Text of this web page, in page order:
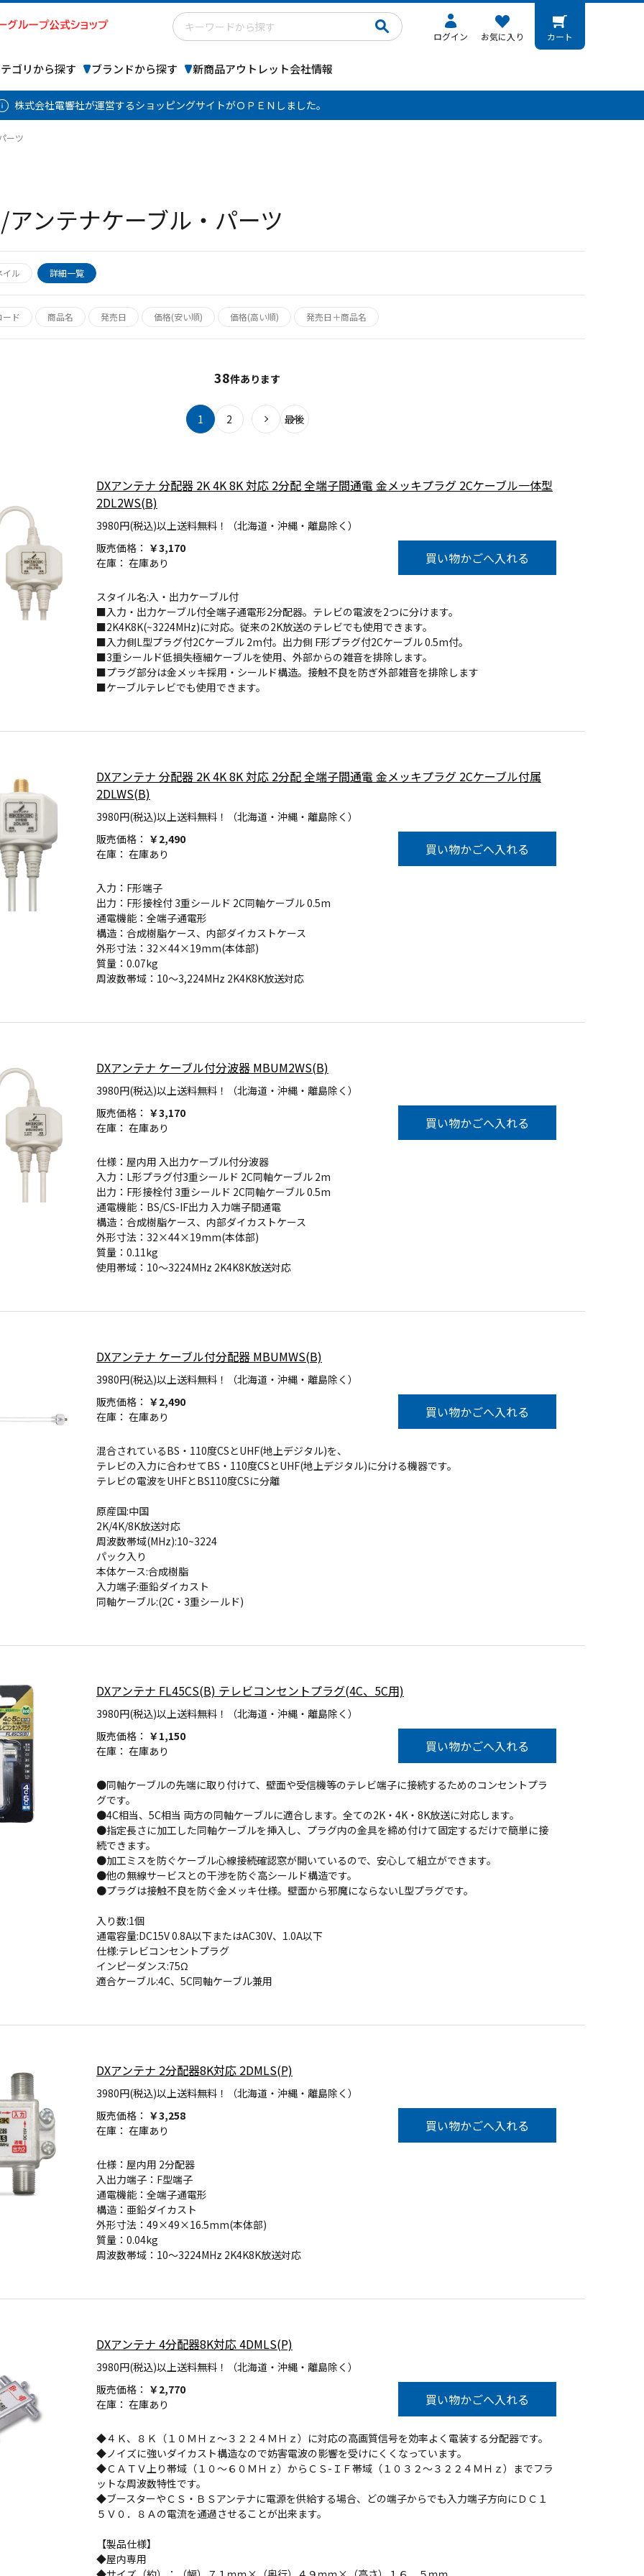
ログイン お気に入り カート
ゴリから探す ブランドから探す 新商品アウトレット会社情報
株式会社電響社が運営するショッピングサイトがＯＰＥＮしました。
ーツ
ンテナケーブル・パーツ
イル 詳細一覧
ード 商品名 発売日 価格(安い順) 価格(高い順) 発売日＋商品名
38件あります
1 2 最後
DXアンテナ 分配器 2K 4K 8K 対応 2分配 全端子間通電 金メッキプラグ 2Cケーブル一体型
2DL2WS(B)
3980円(税込)以上送料無料！（北海道・沖縄・離島除く）
販売価格： ￥3,170
在庫： 在庫あり 買い物かごへ入れる
スタイル名:入・出力ケーブル付
■入力・出力ケーブル付全端子通電形2分配器。テレビの電波を2つに分けます。
■2K4K8K(~3224MHz)に対応。従来の2K放送のテレビでも使用できます。
■入力側L型プラグ付2Cケーブル 2m付。出力側 F形プラグ付2Cケーブル 0.5m付。
■3重シールド低損失極細ケーブルを使用、外部からの雑音を排除します。
■プラグ部分は金メッキ採用・シールド構造。接触不良を防ぎ外部雑音を排除します
■ケーブルテレビでも使用できます。
DXアンテナ 分配器 2K 4K 8K 対応 2分配 全端子間通電 金メッキプラグ 2Cケーブル付属
2DLWS(B)
3980円(税込)以上送料無料！（北海道・沖縄・離島除く）
販売価格： ￥2,490
在庫： 在庫あり 買い物かごへ入れる
入力：F形端子
出力：F形接栓付 3重シールド 2C同軸ケーブル 0.5m
通電機能：全端子通電形
構造：合成樹脂ケース、内部ダイカストケース
外形寸法：32×44×19mm(本体部)
質量：0.07kg
周波数帯域：10～3,224MHz 2K4K8K放送対応
DXアンテナ ケーブル付分波器 MBUM2WS(B)
3980円(税込)以上送料無料！（北海道・沖縄・離島除く）
販売価格： ￥3,170
在庫： 在庫あり 買い物かごへ入れる
仕様：屋内用 入出力ケーブル付分波器
入力：L形プラグ付3重シールド 2C同軸ケーブル 2m
出力：F形接栓付 3重シールド 2C同軸ケーブル 0.5m
通電機能：BS/CS-IF出力 入力端子間通電
構造：合成樹脂ケース、内部ダイカストケース
外形寸法：32×44×19mm(本体部)
質量：0.11kg
使用帯域：10～3224MHz 2K4K8K放送対応
DXアンテナ ケーブル付分配器 MBUMWS(B)
3980円(税込)以上送料無料！（北海道・沖縄・離島除く）
販売価格： ￥2,490
在庫： 在庫あり 買い物かごへ入れる
混合されているBS・110度CSとUHF(地上デジタル)を、
テレビの入力に合わせてBS・110度CSとUHF(地上デジタル)に分ける機器です。
テレビの電波をUHFとBS110度CSに分離
原産国:中国
2K/4K/8K放送対応
周波数帯域(MHz):10~3224
パック入り
本体ケース:合成樹脂
入力端子:亜鉛ダイカスト
同軸ケーブル:(2C・3重シールド)
DXアンテナ FL45CS(B) テレビコンセントプラグ(4C、5C用)
3980円(税込)以上送料無料！（北海道・沖縄・離島除く）
販売価格： ￥1,150
在庫： 在庫あり 買い物かごへ入れる
●同軸ケーブルの先端に取り付けて、壁面や受信機等のテレビ端子に接続するためのコンセントプラ
グです。
●4C相当、5C相当 両方の同軸ケーブルに適合します。全ての2K・4K・8K放送に対応します。
●指定長さに加工した同軸ケーブルを挿入し、プラグ内の金具を締め付けて固定するだけで簡単に接
続できます。
●加工ミスを防ぐケーブル心線接続確認窓が開いているので、安心して組立ができます。
●他の無線サービスとの干渉を防ぐ高シールド構造です。
●プラグは接触不良を防ぐ金メッキ仕様。壁面から邪魔にならないL型プラグです。
入り数:1個
通電容量:DC15V 0.8A以下またはAC30V、1.0A以下
仕様:テレビコンセントプラグ
インピーダンス:75Ω
適合ケーブル:4C、5C同軸ケーブル兼用
DXアンテナ 2分配器8K対応 2DMLS(P)
3980円(税込)以上送料無料！（北海道・沖縄・離島除く）
販売価格： ￥3,258
在庫： 在庫あり 買い物かごへ入れる
仕様：屋内用 2分配器
入出力端子：F型端子
通電機能：全端子通電形
構造：亜鉛ダイカスト
外形寸法：49×49×16.5mm(本体部)
質量：0.04kg
周波数帯域：10～3224MHz 2K4K8K放送対応
DXアンテナ 4分配器8K対応 4DMLS(P)
3980円(税込)以上送料無料！（北海道・沖縄・離島除く）
販売価格： ￥2,770
在庫： 在庫あり 買い物かごへ入れる
◆４Ｋ、８Ｋ（１０ＭＨｚ～３２２４ＭＨｚ）に対応の高画質信号を効率よく電装する分配器です。
◆ノイズに強いダイカスト構造なので妨害電波の影響を受けにくくなっています。
◆ＣＡＴＶ上り帯域（１０～６０ＭＨｚ）からＣＳ-ＩＦ帯域（１０３２～３２２４ＭＨｚ）までフラ
ットな周波数特性です。
◆ブースターやＣＳ・ＢＳアンテナに電源を供給する場合、どの端子からでも入力端子方向にＤＣ１
５Ｖ０．８Ａの電流を通過させることが出来ます。
【製品仕様】
◆屋内専用